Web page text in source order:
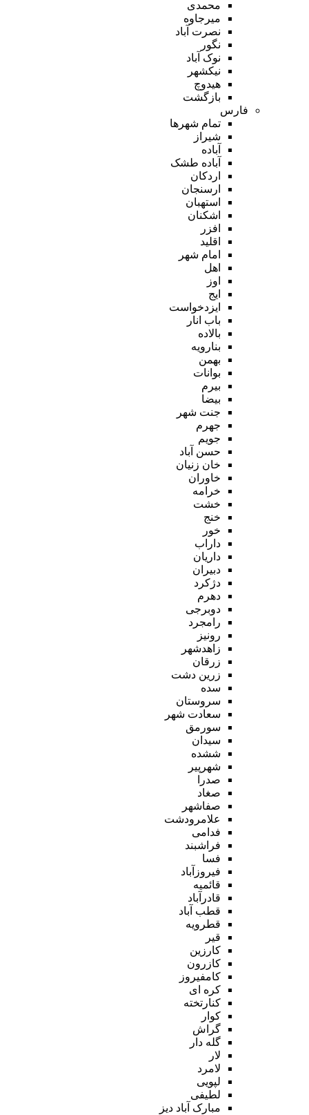
محمدی
میرجاوه
نصرت آباد
نگور
نوک آباد
نیکشهر
هیدوچ
بازگشت
فارس
تمام شهر‌ها
شیراز
آباده
آباده طشک
اردکان
ارسنجان
استهبان
اشکنان
افزر
اقلید
امام شهر
اهل
اوز
ایج
ایزدخواست
باب انار
بالاده
بنارویه
بهمن
بوانات
بیرم
بیضا
جنت شهر
جهرم
جویم
حسن آباد
خان زنیان
خاوران
خرامه
خشت
خنج
خور
داراب
داریان
دبیران
دژکرد
دهرم
دوبرجی
رامجرد
رونیز
زاهدشهر
زرقان
زرین دشت
سده
سروستان
سعادت شهر
سورمق
سیدان
ششده
شهرپیر
صدرا
صغاد
صفاشهر
علامرودشت
فدامی
فراشبند
فسا
فیروزآباد
قائمیه
قادرآباد
قطب آباد
قطرویه
قیر
کارزین
کازرون
کامفیروز
کره ای
کنارتخته
کوار
گراش
گله دار
لار
لامرد
لپویی
لطیفی
مبارک آباد دیز